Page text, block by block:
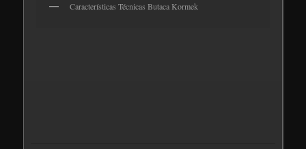
Características Técnicas Butaca Kormek